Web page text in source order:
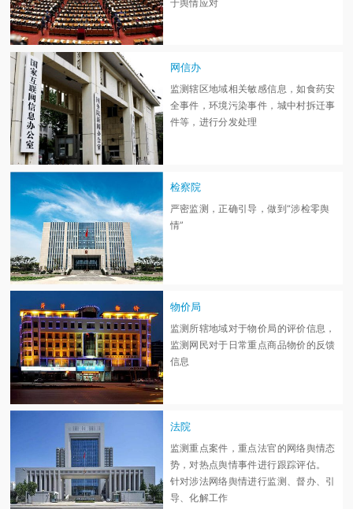
于舆情应对
网信办
监测辖区地域相关敏感信息，如食药安
全事件，环境污染事件，城中村拆迁事
件等，进行分发处理
检察院
严密监测，正确引导，做到“涉检零舆
情”
物价局
监测所辖地域对于物价局的评价信息，
监测网民对于日常重点商品物价的反馈
信息
法院
监测重点案件，重点法官的网络舆情态
势，对热点舆情事件进行跟踪评估。
针对涉法网络舆情进行监测、督办、引
导、化解工作